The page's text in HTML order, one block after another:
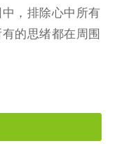
，排除心中所有
的思绪都在周围